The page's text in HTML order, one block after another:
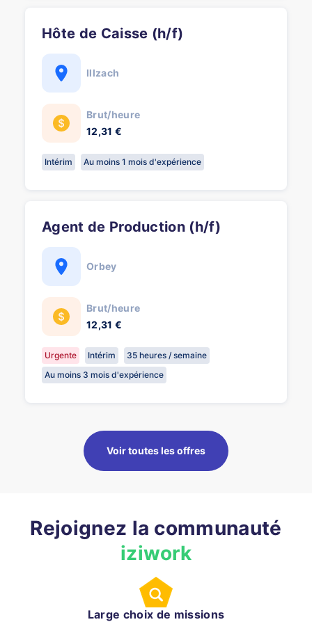
Hôte de Caisse (h/f)
Illzach
Brut/heure
12,31 €
Intérim Au moins 1 mois d'expérience
Agent de Production (h/f)
Orbey
Brut/heure
12,31 €
Urgente Intérim
35 heures / semaine
Au moins 3 mois d'expérience
Voir toutes les offres
Rejoignez la communauté
iziwork
Large choix de missions